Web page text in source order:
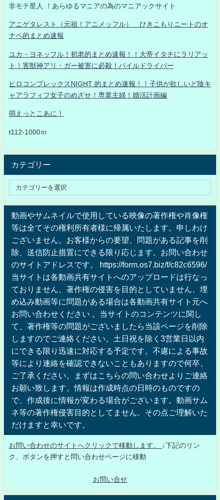
非モテ星人 ！あらゆるマニアの為のマニアックサイト
アニゲタレスト（元祖！アニメッフル） ひきこもりニートのオ
ナベ的まとめ速報
ユカ・ヨネッフル！初老的まとめ速報！！大帝イタチにラリアッ
ト！害獣神アリ・ガー被害に必殺！パイルドライバー
ヒロコンプレックスNIGHT 的まとめ速報！！子供が欲しいど陰キ
ャアラフィフ女子のめざせ！専業主婦！婚活計画編
萌えっとこあに！
t112-1000ｍ
カテゴリー
動画やサムネイルで使用している映像の著作権や肖像権
等は全てその権利所有者様に帰属いたします。申しわけ
ございません。お客様からの要望、問題がある記事を削
除、送信防止措置にできる限り応じます。お問い合わせ
のサイトアドレスです。 https://form.os7.biz/f/c82c6596/
当サイトは各動画共有サイトへのアップロードは行なっ
ておりません、著作権の侵害を目的としていません、埋
め込み動画等に問題がある場合は各動画共有サイト元へ
お問い合わせください 。当サイトのコンテンツに関し
て、著作権等の問題がございましたら当該ページを削除
しますのでご連絡ください。土日祝を除く3営業日以内
にできる限り迅速に対応する予定です。不慮による事故
等により連絡を確認できないこともありますので何卒、
ご了承ください。まずはこちらの問い合わせよりご連絡
お願い致します。情報は作成時点の日時のものですの
で、作成後に情報が変わる場合がございます。動画サム
ネ等の著作権侵害目的としてません。その点ご理解いた
だけますと幸いです。
お問い合わせのサイトへクリックで移動します。
↓下記のリン
ク、ボタンを押すと問い合わせページに移動
お問い合せ